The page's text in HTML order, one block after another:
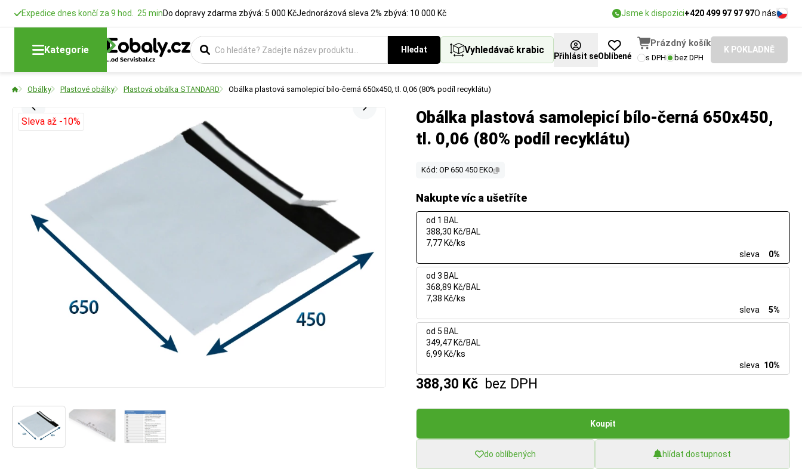
Expedice dnes končí za 9 hod. 25 minDo dopravy zdarma zbývá: 5 000 KčJednorázová sleva 2% zbývá: 10 000 Kč Jsme k dispozici+420 499 97 97 97O nás
Kategorie Hledat Vyhledávač krabic
Přihlásit seOblíbené
Prázdný košík
s DPH bez DPH
K POKLADNĚ
Obálky Plastové obálky Plastová obálka STANDARD Obálka plastová samolepicí bílo-černá 650x450, tl. 0,06 (80% podíl recyklátu)
Obálka plastová samolepicí bílo-černá 650x450,
tl. 0,06 (80% podíl recyklátu)
Kód: OP 650 450 EKO
Nakupte víc a ušetříte
od 1 BAL
388,30 Kč/BAL
7,77 Kč/ks
sleva
0%
od 3 BAL
368,89 Kč/BAL
7,38 Kč/ks
sleva
5%
od 5 BAL
349,47 Kč/BAL
6,99 Kč/ks
sleva 10%
388,30 Kč bez DPH
Koupit
do oblíbených hlídat dostupnost
Sleva až -10%